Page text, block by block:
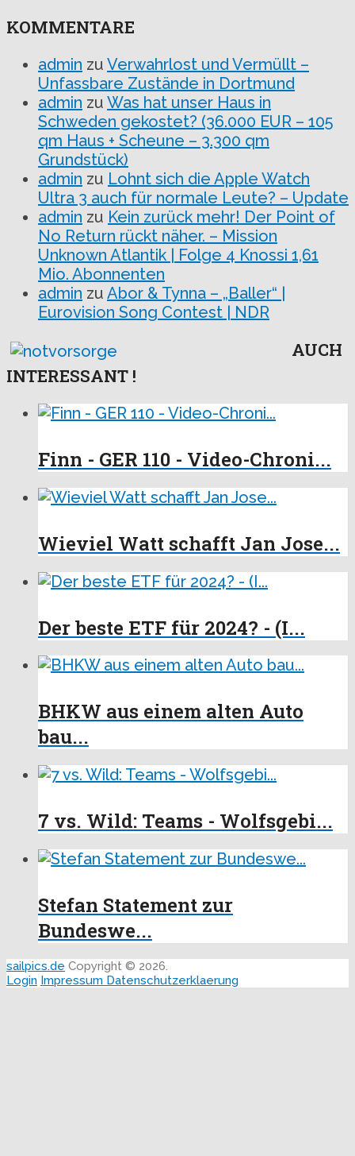
KOMMENTARE
admin zu Verwahrlost und Vermüllt –
Unfassbare Zustände in Dortmund
admin zu Was hat unser Haus in
Schweden gekostet? (36.000 EUR – 105
qm Haus + Scheune – 3.300 qm
Grundstück)
admin zu Lohnt sich die Apple Watch
Ultra 3 auch für normale Leute? – Update
admin zu Kein zurück mehr! Der Point of
No Return rückt näher. – Mission
Unknown Atlantik | Folge 4 Knossi 1,61
Mio. Abonnenten
admin zu Abor & Tynna – „Baller“ |
Eurovision Song Contest | NDR
AUCH
INTERESSANT !
Finn - GER 110 - Video-Chroni...
Wieviel Watt schafft Jan Jose...
Der beste ETF für 2024? - (I...
BHKW aus einem alten Auto
bau...
7 vs. Wild: Teams - Wolfsgebi...
Stefan Statement zur
Bundeswe...
sailpics.de Copyright © 2026.
Login Impressum Datenschutzerklaerung